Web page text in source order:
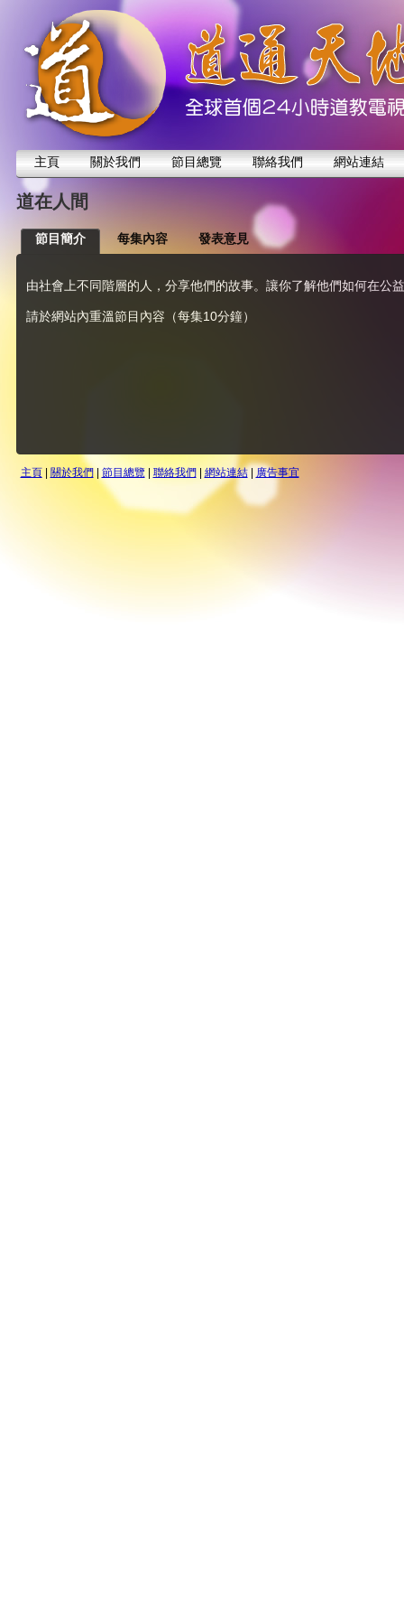
主頁 關於我們 節目總覽 聯絡我們 網站連結
道在人間
節目簡介 每集內容 發表意見
由社會上不同階層的人，分享他們的故事。讓你了解他們如何在公
請於網站內重溫節目內容（每集10分鐘）
主頁| 關於我們| 節目總覽| 聯絡我們| 網站連結| 廣告事宜